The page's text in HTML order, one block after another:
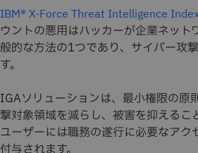
IBM® X-Force Threat Intelligence
ウントの悪用はハッカーが企業ネット
般的な方法の1つであり、サイバー攻
す。
IGAソリューションは、最小権限の原
撃対象領域を減らし、被害を抑えるこ
ユーザーには職務の遂行に必要なアク
付与されます。